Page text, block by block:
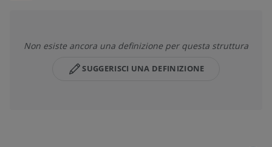
Non esiste ancora una definizione per questa struttura
SUGGERISCI UNA DEFINIZIONE